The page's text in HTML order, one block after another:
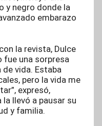
y negro donde la
embarazo
la revista, Dulce
fue una sorpresa
de vida. Estaba
pero la vida me
expresó,
llevó a pausar su
y familia.